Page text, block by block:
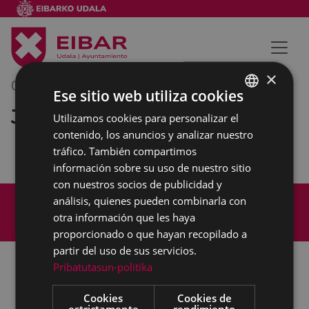
05/03/2020
Junta de Portavoces
Aviso legal
Política de cookies
Accesibilidad
BASQUE
SPANISH
×
Ese sitio web utiliza cookies
Utilizamos cookies para personalizar el
contenido, los anuncios y analizar nuestro
tráfico. También compartimos
información sobre su uso de nuestro sitio
con nuestros socios de publicidad y
análisis, quienes pueden combinarla con
otra información que les haya
proporcionado o que hayan recopilado a
partir del uso de sus servicios.
Pribatutasun-politika
Cookies
Cookies de